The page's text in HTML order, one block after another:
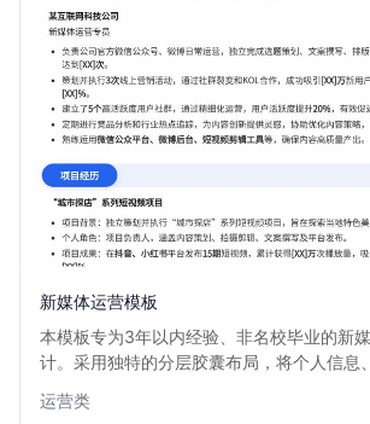
新媒体运营模板
本模板专为3年以内经验、非名校毕业的新
计。采用独特的分层胶囊布局，将个人信息
简洁高效，突出核心竞争力，帮助你在众多
运营类